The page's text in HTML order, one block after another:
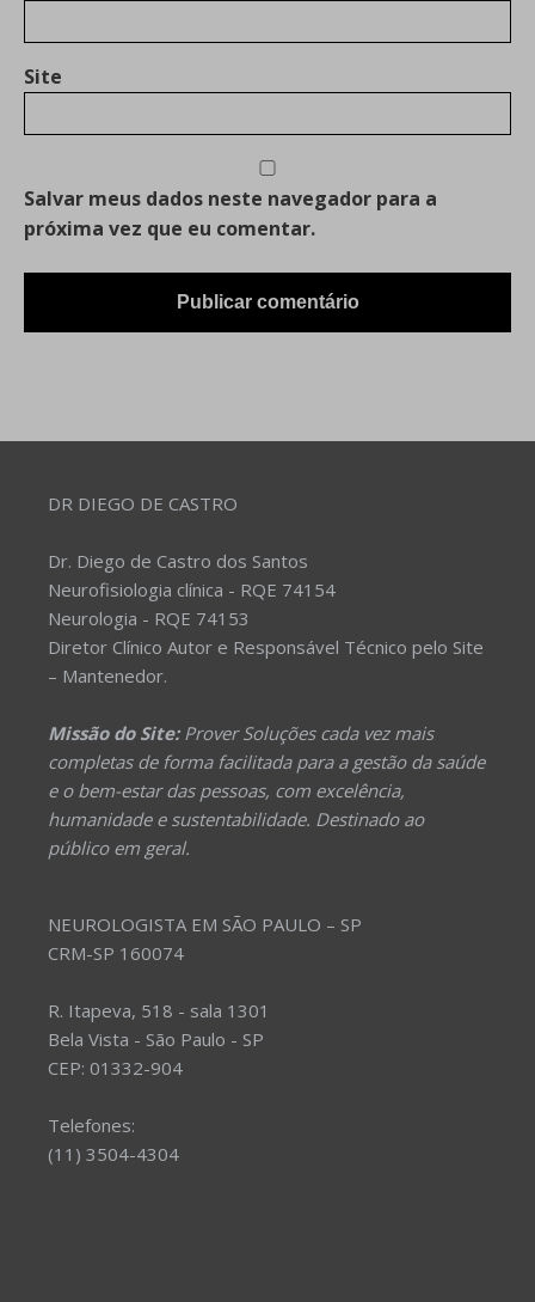
Site
Salvar meus dados neste navegador para a
próxima vez que eu comentar.
DR DIEGO DE CASTRO
Dr. Diego de Castro dos Santos
Neurofisiologia clínica - RQE 74154
Neurologia - RQE 74153
Diretor Clínico Autor e Responsável Técnico pelo Site
– Mantenedor.
Missão do Site:Prover Soluções cada vez mais
completas de forma facilitada para a gestão da saúde
e o bem-estar das pessoas, com excelência,
humanidade e sustentabilidade. Destinado ao
público em geral.
NEUROLOGISTA EM SÃO PAULO – SP
CRM-SP 160074
R. Itapeva, 518 - sala 1301
Bela Vista - São Paulo - SP
CEP: 01332-904
Telefones:
(11) 3504-4304